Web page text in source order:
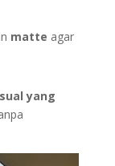
matte agar
yang